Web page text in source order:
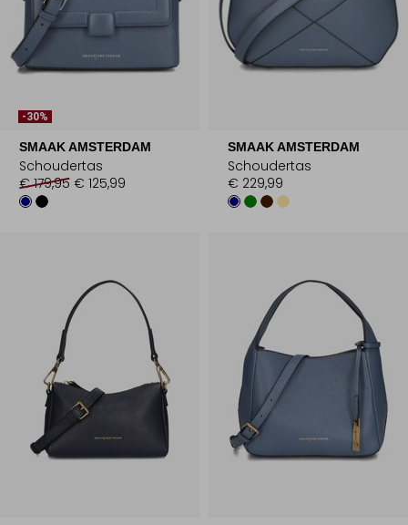
-30%
SMAAK AMSTERDAM
Schoudertas
€ 179,95 € 125,99
SMAAK AMSTERDAM
Schoudertas
€ 229,99